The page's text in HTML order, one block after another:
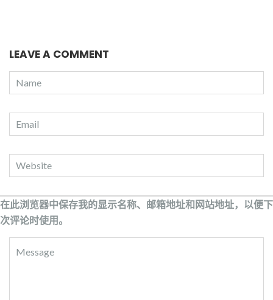
LEAVE A COMMENT
在此浏览器中保存我的显示名称、邮箱地址和网站地址，以便下
次评论时使用。